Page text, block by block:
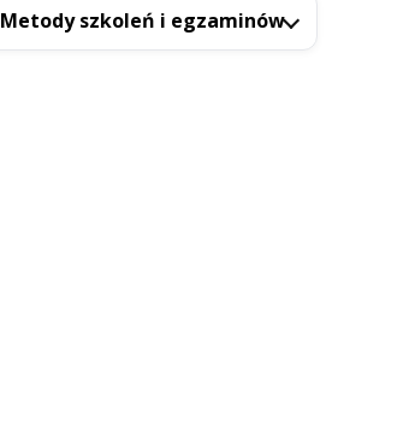
Metody szkoleń i egzaminów